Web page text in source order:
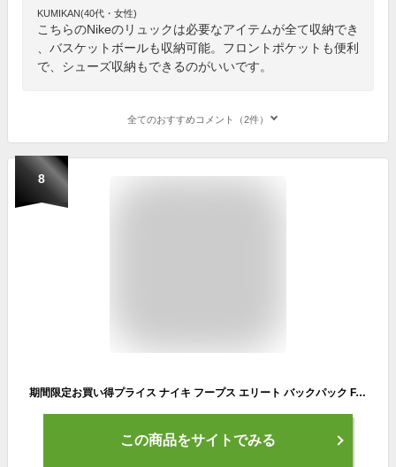
KUMIKAN(40代・女性)
こちらのNikeのリュックは必要なアイテムが全て収納でき
、バスケットボールも収納可能。フロントポケットも便利
で、シューズ収納もできるのがいいです。
全てのおすすめコメント（2件）
8
期間限定お買い得プライス ナイキ フープス エリート バックパック FA23 DX9786-100 ナイキ フープス エリート バックパック (32L) 長時間背負っても快適な状態が持続 チェストストラップ Airユニットを搭載してクッション性を高めたショルダーストラップ
この商品をサイトでみる